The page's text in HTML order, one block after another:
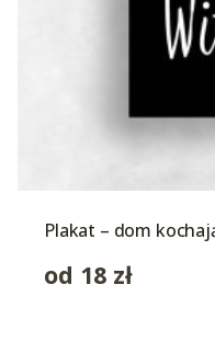
Plakat – dom
od 18 zł